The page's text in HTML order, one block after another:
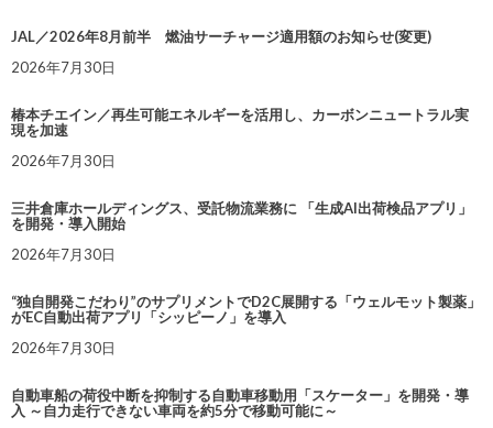
JAL／2026年8月前半 燃油サーチャージ適用額のお知らせ(変更)
2026年7月30日
椿本チエイン／再生可能エネルギーを活用し、カーボンニュートラル実
現を加速
2026年7月30日
三井倉庫ホールディングス、受託物流業務に 「生成AI出荷検品アプリ」
を開発・導入開始
2026年7月30日
“独自開発こだわり”のサプリメントでD2C展開する「ウェルモット製薬」
がEC自動出荷アプリ「シッピーノ」を導入
2026年7月30日
自動車船の荷役中断を抑制する自動車移動用「スケーター」を開発・導
入 ～自力走行できない車両を約5分で移動可能に～